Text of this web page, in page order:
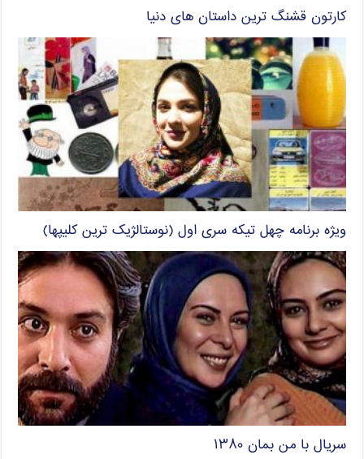
کارتون قشنگ ترین داستان های دنیا
ویژه برنامه چهل تیکه سری اول (نوستالژیک ترین کلیپها)
سریال با من بمان ۱۳۸۰